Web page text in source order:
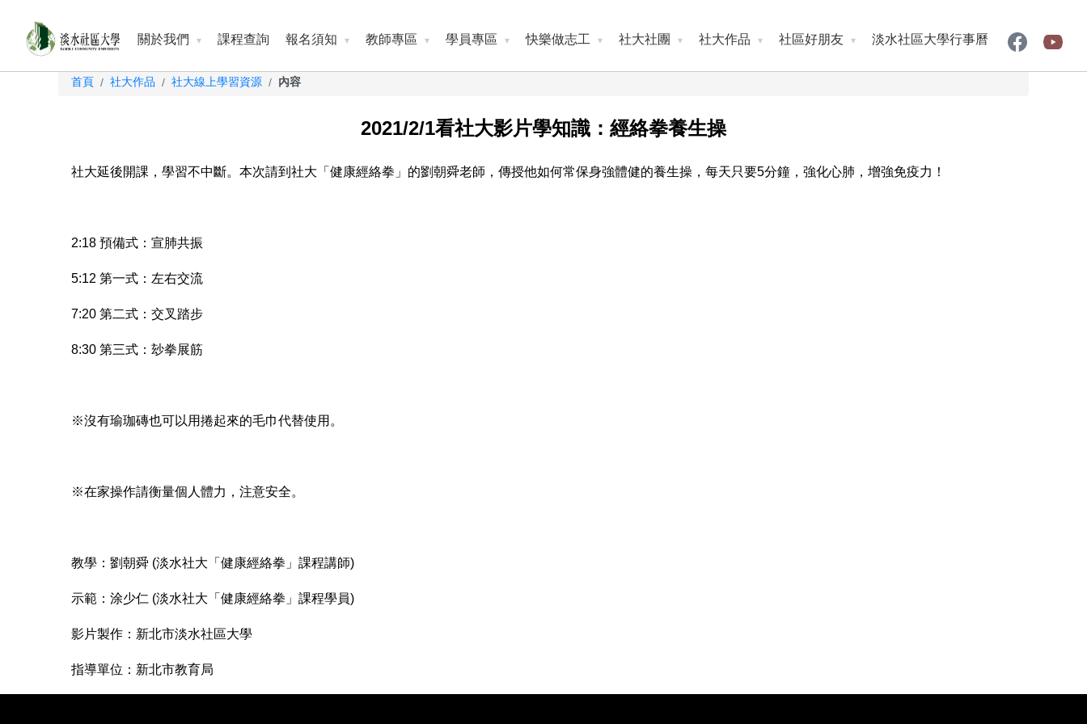
關於我們 課程查詢 報名須知 教師專區 學員專區 快樂做志工 社大社團 社大作品 社區好朋友 淡水社區大學行事曆
首頁 / 社大作品 / 社大線上學習資源 / 內容
2021/2/1看社大影片學知識：經絡拳養生操
社大延後開課，學習不中斷。本次請到社大「健康經絡拳」的劉朝舜老師，傳授他如何常保身強體健的養生操，每天只要5分鐘，強化心肺，增強免疫力！
2:18 預備式：宣肺共振
5:12 第一式：左右交流
7:20 第二式：交叉踏步
8:30 第三式：玅拳展筋
※沒有瑜珈磚也可以用捲起來的毛巾代替使用。
※在家操作請衡量個人體力，注意安全。
教學：劉朝舜 (淡水社大「健康經絡拳」課程講師)
示範：涂少仁 (淡水社大「健康經絡拳」課程學員)
影片製作：新北市淡水社區大學
指導單位：新北市教育局